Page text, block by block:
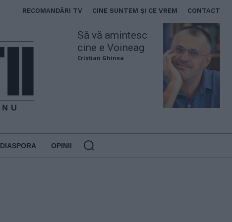
RECOMANDĂRI TV CINE SUNTEM ȘI CE VREM CONTACT
Să vă amintesc
cine e Voineag
Cristian Ghinea
DIASPORA OPINII